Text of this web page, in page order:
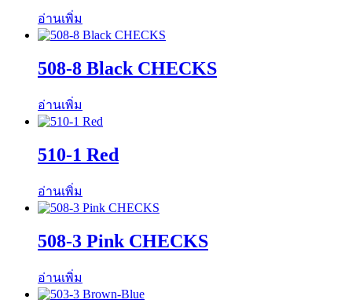
อ่านเพิ่ม
508-8 Black CHECKS
อ่านเพิ่ม
510-1 Red
อ่านเพิ่ม
508-3 Pink CHECKS
อ่านเพิ่ม